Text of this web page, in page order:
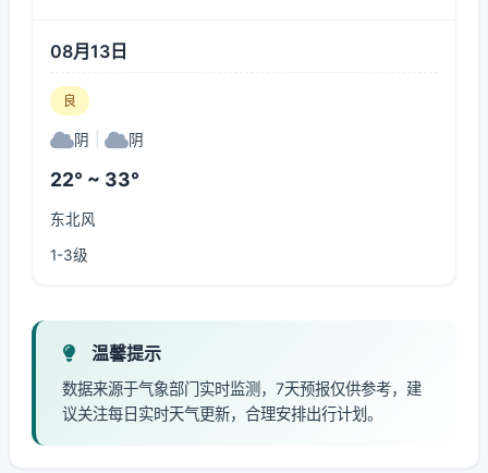
08月13日
良
阴 阴
22° ~ 33°
东北风
1-3级
温馨提示
数据来源于气象部门实时监测，7天预报仅供参考，建
议关注每日实时天气更新，合理安排出行计划。